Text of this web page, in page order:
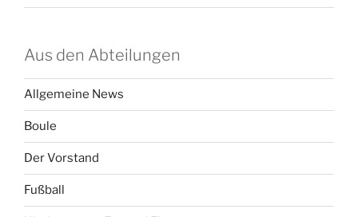
Aus den Abteilungen
Allgemeine News
Boule
Der Vorstand
Fußball